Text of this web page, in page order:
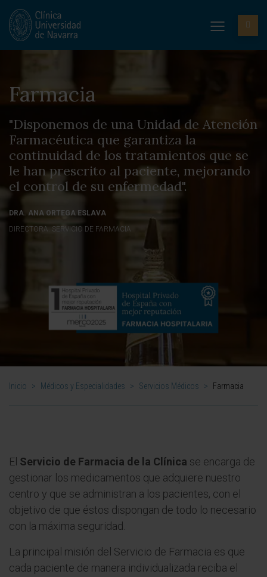
Farmacia
"Disponemos de una Unidad de Atención
Farmacéutica que garantiza la
continuidad de los tratamientos que se
le han prescrito al paciente, mejorando
el control de su enfermedad".
DRA. ANA ORTEGA ESLAVA
DIRECTORA. SERVICIO DE FARMACIA
Inicio > Médicos y Especialidades > Servicios Médicos > Farmacia
El Servicio de Farmacia de la Clínica se encarga de
gestionar los medicamentos que adquiere nuestro
centro y que se administran a los pacientes, con el
objetivo de que éstos dispongan de todo lo necesario
con la máxima seguridad.
La principal misión del Servicio de Farmacia es que
cada paciente de manera individualizada reciba el